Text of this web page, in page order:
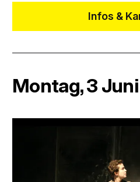
Infos &
Montag, 3